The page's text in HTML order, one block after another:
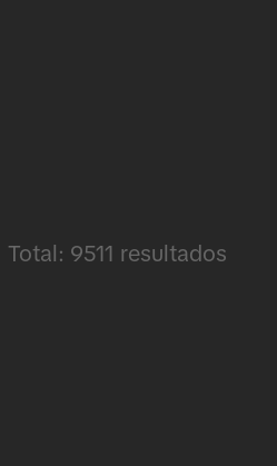
Total: 9511 resultados